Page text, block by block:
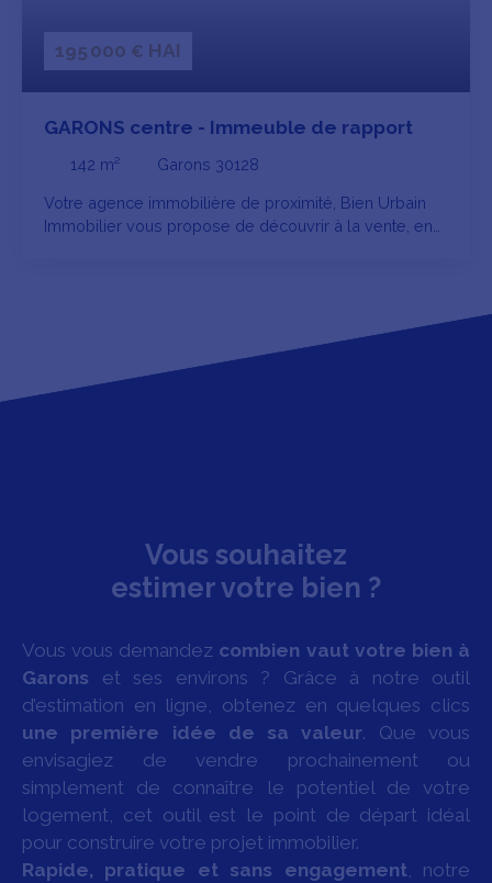
195 000 € HAI
GARONS centre - Immeuble de rapport
142 m² Garons 30128
Votre agence immobilière de proximité, Bien Urbain
Immobilier vous propose de découvrir à la vente, en
recherche d’un bien rentable et sans contrainte ou
pour une résidence principale avec un revenu locatif
en complément. Il se compose de deux appartements
nécessite une rénovation pour remettre les biens au
véritable atout, offrant proximité des commodités et
présent à visiter cette maison grâce à la visite
directement votre agence de proximité au 04 66 23 79
52. . Agence sous la carte professionnelle CPI 3002
2026 0000 0000 3 délivrée par la CCI du Gard. Les
honoraires sont à la charge du vendeur et sont
exprimés Toutes Taxes Comprises (TTC. ) Les
informations sur les risques auxquels ce bien est
exposé sont disponibles sur le site Géorisques :
www. georisques. gouv. fr Retrouvez nos biens sur
www. bienurbain-immobilier. com
Vous souhaitez
estimer votre bien ?
Vous vous demandez combien vaut votre bien à
Garons et ses environs ? Grâce à notre outil
d’estimation en ligne, obtenez en quelques clics
une première idée de sa valeur. Que vous
envisagiez de vendre prochainement ou
simplement de connaître le potentiel de votre
logement, cet outil est le point de départ idéal
pour construire votre projet immobilier.
Rapide, pratique et sans engagement, notre